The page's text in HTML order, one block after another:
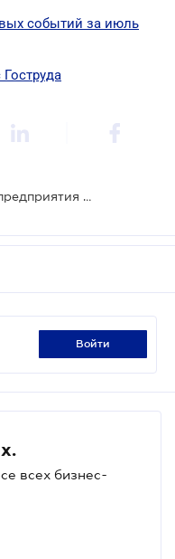
событий за июль
Когда подписанный директором предприятия договор признается недействительным
войти
всех бизнес-